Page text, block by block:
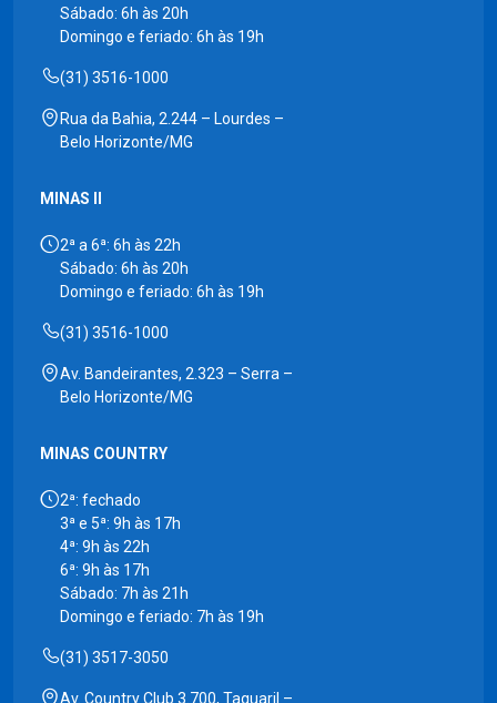
Sábado: 6h às 20h
Domingo e feriado: 6h às 19h
(31) 3516-1000
Rua da Bahia, 2.244 – Lourdes –
Belo Horizonte/MG
MINAS II
2ª a 6ª: 6h às 22h
Sábado: 6h às 20h
Domingo e feriado: 6h às 19h
(31) 3516-1000
Av. Bandeirantes, 2.323 – Serra –
Belo Horizonte/MG
MINAS COUNTRY
2ª: fechado
3ª e 5ª: 9h às 17h
4ª: 9h às 22h
6ª: 9h às 17h
Sábado: 7h às 21h
Domingo e feriado: 7h às 19h
(31) 3517-3050
Av. Country Club 3.700, Taquaril –